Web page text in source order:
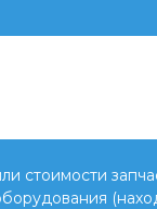
стоимости